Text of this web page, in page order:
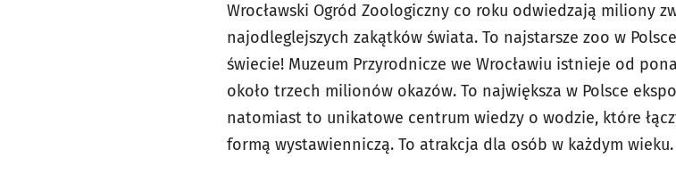
Wrocławski Ogród Zoologiczny co roku odwiedzają miliony
najodleglejszych zakątków świata. To najstarsze zoo w
świecie! Muzeum Przyrodnicze we Wrocławiu istnieje od
około trzech milionów okazów. To największa w Polsce
natomiast to unikatowe centrum wiedzy o wodzie, które
formą wystawienniczą. To atrakcja dla osób w każdym wieku.